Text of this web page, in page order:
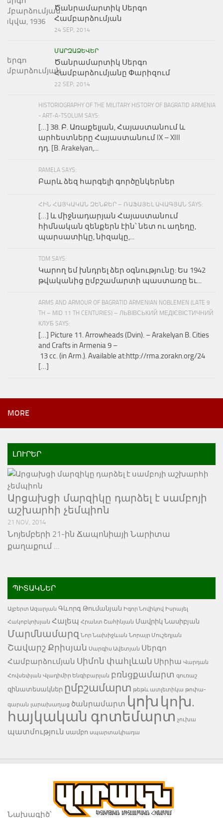
Ծանրամարտիկ Սերգո
Համբարձումյան
24 SEP, 2014
ՄԱՐԶԱՁԵՎԵՐ
Ծանրամարտիկ Սերգո
Համբարձումյանը Փարիզում
22 SEP, 2014
HISTORIOGRAPHY OF THE MILITARY HISTORY OF BAGRATID ARMENIA
- ART-A-TSOLUM SAYS:
[…] 38. Բ. Առաքելյան, Հայաստանում և
արհեստները Հայաստանում IX – XIII
դդ. [B. Arakelyan,...
RAMELA SAYS:
Բարև ձեզ հարգելի գործընկերներ
ՀԻՆ ՀԱՅԿԱԿԱՆ ԶԵՆՔԵՐ – ՌԱՖԱՅԵԼ ԱՎԱԳՅԱՆ SAYS:
[…] և միջնադարյան Հայաստանում
հիմնական զենքերն էին՝ նետ ու աղեղը,
պարսատիկը, նիզակը,...
TOM SAYS:
Կարող եմ խնդրել ձեր օգնությունը: Ես 1942
թվականից ըմբշամարտի պաստառը եւ...
ARMS AND ARMOUR OF BAGRATID ARMENIAN NOBLEMEN (LATE 9
TH – MID 11 TH CENTURIES) – ЛЬВІВСЬКИЙ МЕДІЄВІСТИЧНИЙ
КЛУБ SAYS:
[…] Picture 11. Arrowheads (Dvin). – Arakelyan B. Cities
and Crafts in Armenia 9 –
13 cc. (in Arm.). Available at:http://rma.zorakn.org/24
[…]
MORE
ԼՈՒՐԵՐ
Արցախցի մարզիկը դարձել է սամբոյի
աշխարհի չեմպիոն
21 NOV, 2014
Նոյեմբերի 21-ին Ճապոնիայի Նարիտա
քաղաքում …
ՊԻՏԱԿՆԵՐ
Ալբերտ Ազարյան Գևորգ Թումանյան Իգոր Նովիկով Իսրայել
Հակոբկոխյան Հալեպ Հրանտ Շահինյան Մավրիկ Նասիբյան
Մարմնամարզ Նոր Նախիջևան Նորայր Մուշեղյան
Շավարշ Քրիսյան Սարգիս Ավետյան Սերգո
Համբարձումյան Սիմոն փահլևան Սիրիա Վարդան
Հովսեփյան Վլադիմիր Ենգիբարյան բռնցքամարտ գուռաշ
զինատեսակներ ըմբշամարտ թեթև ատլետիկա թոփա-
գարան լարախաղաց ծանրամարտ կոխ կոխ.
հայկական գոտեմարտ չուխա
պատմություն սամբո սպարտակիադա
Նախագիծ՝